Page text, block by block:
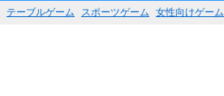
テーブルゲーム スポーツゲーム 女性向けゲーム